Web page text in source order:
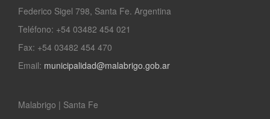
Federico Sigel 798, Santa Fe. Argentina
Teléfono: +54 03482 454 021
Fax: +54 03482 454 470
Email: municipalidad@malabrigo.gob.ar
Malabrigo | Santa Fe